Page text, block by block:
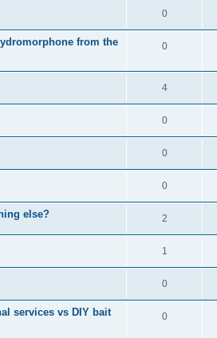
0
from the
0
4
0
0
0
else? 2
1
0
services vs DIY bait
0